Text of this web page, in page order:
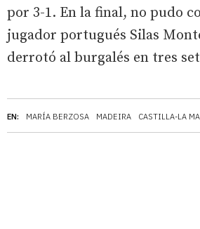
EN: MARÍA BERZOSA MADEIRA CASTILLA-LA
por 3-1. En la final, no pudo
jugador portugués Silas
derrotó al burgalés en tres